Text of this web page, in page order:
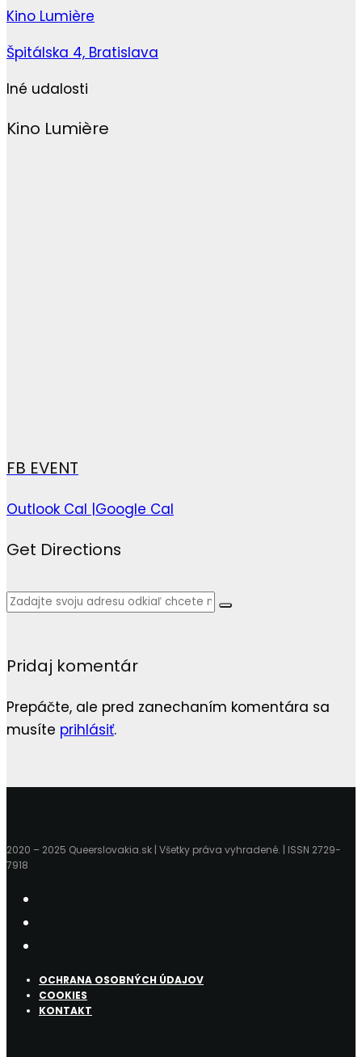
Kino Lumière
Špitálska 4, Bratislava
Iné udalosti
Kino Lumière
FB EVENT
Outlook Cal |Google Cal
Get Directions
Pridaj komentár
Prepáčte, ale pred zanechaním komentára sa
musíte prihlásiť.
2020 – 2025 Queerslovakia.sk | Všetky práva vyhradené. | ISSN 2729-
7918
OCHRANA OSOBNÝCH ÚDAJOV
COOKIES
KONTAKT